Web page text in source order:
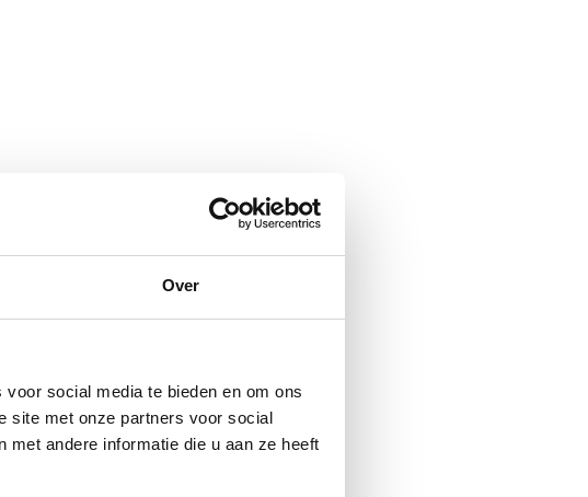
Over
social media te bieden en om ons
site met onze partners voor social
met andere informatie die u aan ze heeft